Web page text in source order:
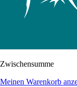
Zwischensumme
Meinen Warenkorb